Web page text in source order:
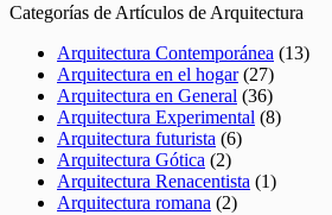
Categorías de Artículos de Arquitectura
Arquitectura Contemporánea (13)
Arquitectura en el hogar(27)
Arquitectura en General (36)
Arquitectura Experimental (8)
Arquitectura futurista (6)
Arquitectura Gótica (2)
Arquitectura Renacentista (1)
Arquitectura romana (2)